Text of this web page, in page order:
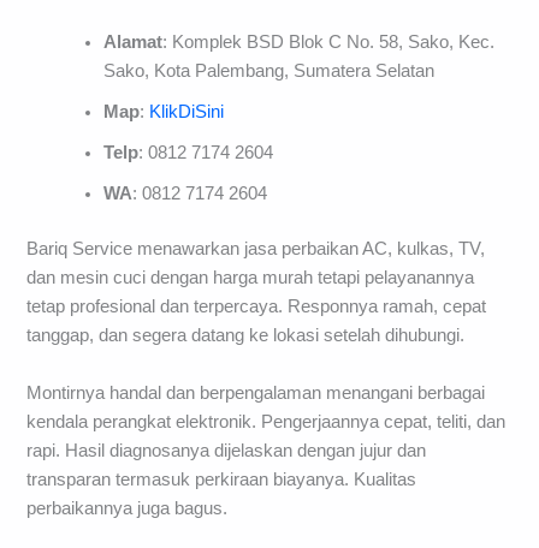
Alamat: Komplek BSD Blok C No. 58, Sako, Kec.
Sako, Kota Palembang, Sumatera Selatan
Map: KlikDiSini
Telp: 0812 7174 2604
WA: 0812 7174 2604
Bariq Service menawarkan jasa perbaikan AC, kulkas, TV,
dan mesin cuci dengan harga murah tetapi pelayanannya
tetap profesional dan terpercaya. Responnya ramah, cepat
tanggap, dan segera datang ke lokasi setelah dihubungi.
Montirnya handal dan berpengalaman menangani berbagai
kendala perangkat elektronik. Pengerjaannya cepat, teliti, dan
rapi. Hasil diagnosanya dijelaskan dengan jujur dan
transparan termasuk perkiraan biayanya. Kualitas
perbaikannya juga bagus.